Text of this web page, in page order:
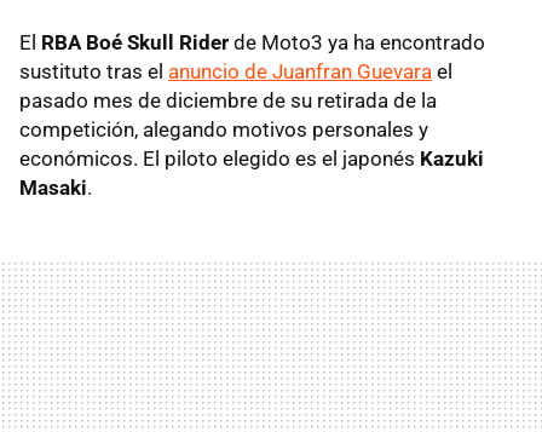
El RBA Boé Skull Rider de Moto3 ya ha encontrado
sustituto tras el anuncio de Juanfran Guevara el
pasado mes de diciembre de su retirada de la
competición, alegando motivos personales y
económicos. El piloto elegido es el japonés Kazuki
Masaki.